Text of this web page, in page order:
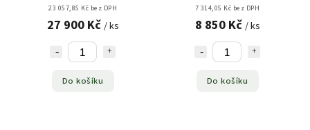
23 057,85 Kč bez DPH
27 900 Kč / ks
Do košíku
7 314,05 Kč bez DPH
8 850 Kč / ks
Do košíku